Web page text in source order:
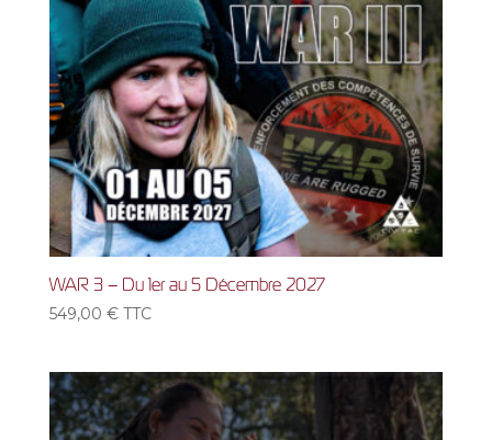
WAR 3 – Du 1er au 5 Décembre 2027
549,00 € TTC